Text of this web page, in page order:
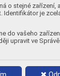
o stejné zařízení,
je
do vašeho
upravit ve